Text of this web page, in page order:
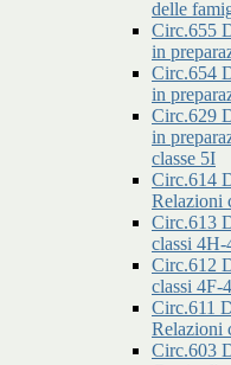
delle
Circ.655
in
Circ.654
in
Circ.629
in
classe 5I
Circ.614
Relazioni
Circ.613
classi
Circ.612
classi 4F-
Circ.611
Relazioni
Circ.603